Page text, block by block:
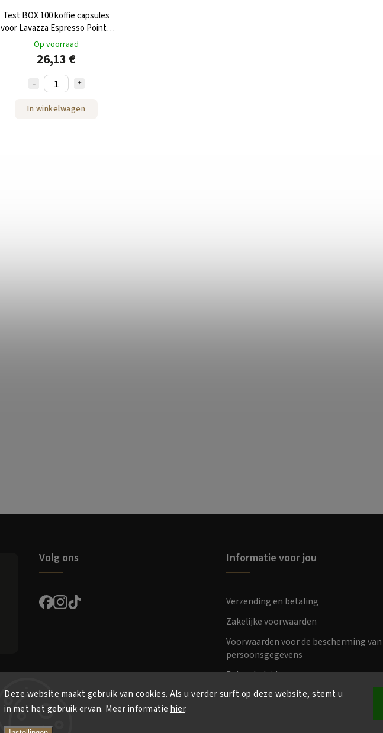
Deze website maakt gebruik van cookies. Als u verder surft op deze website, stemt u
in met het gebruik ervan. Meer informatie hier.
Test BOX 100 koffie capsules
voor Lavazza Espresso Point 1
st
Op voorraad
26,13 €
In winkelwagen
Volg ons Informatie voor jou
Verzending en betaling
Zakelijke voorwaarden
Voorwaarden voor de bescherming van
persoonsgegevens
Retourbeleid